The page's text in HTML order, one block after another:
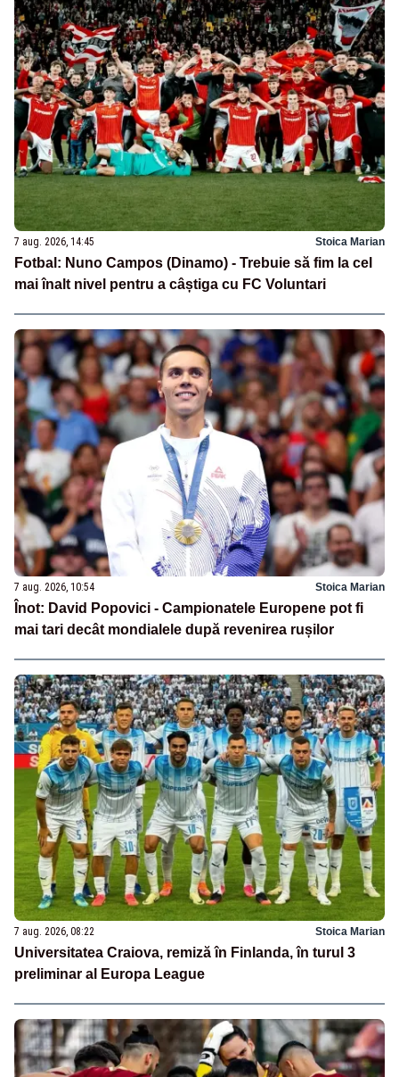
7 aug. 2026, 14:45 Stoica Marian
Fotbal: Nuno Campos (Dinamo) - Trebuie să fim la cel
mai înalt nivel pentru a câștiga cu FC Voluntari
7 aug. 2026, 10:54 Stoica Marian
Înot: David Popovici - Campionatele Europene pot fi
mai tari decât mondialele după revenirea rușilor
7 aug. 2026, 08:22 Stoica Marian
Universitatea Craiova, remiză în Finlanda, în turul 3
preliminar al Europa League